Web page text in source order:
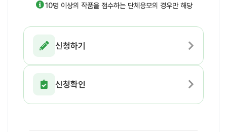
10명 이상의 작품을 접수하는 단체응모의 경우만 해당
신청하기
신청확인